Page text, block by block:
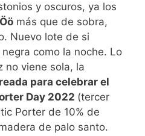
y oscuros, ya los
Öö más que de sobra,
Nuevo lote de si
negra como la noche. Lo
no viene sola, la
para celebrar el
Day 2022 (tercer
Porter de 10% de
de palo santo.